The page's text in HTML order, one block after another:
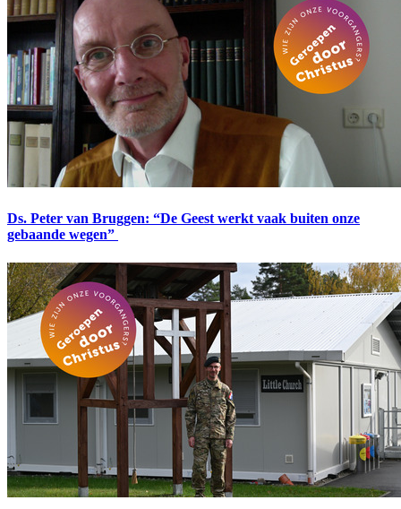
Ds. Peter van Bruggen: “De Geest werkt vaak buiten onze
gebaande wegen”